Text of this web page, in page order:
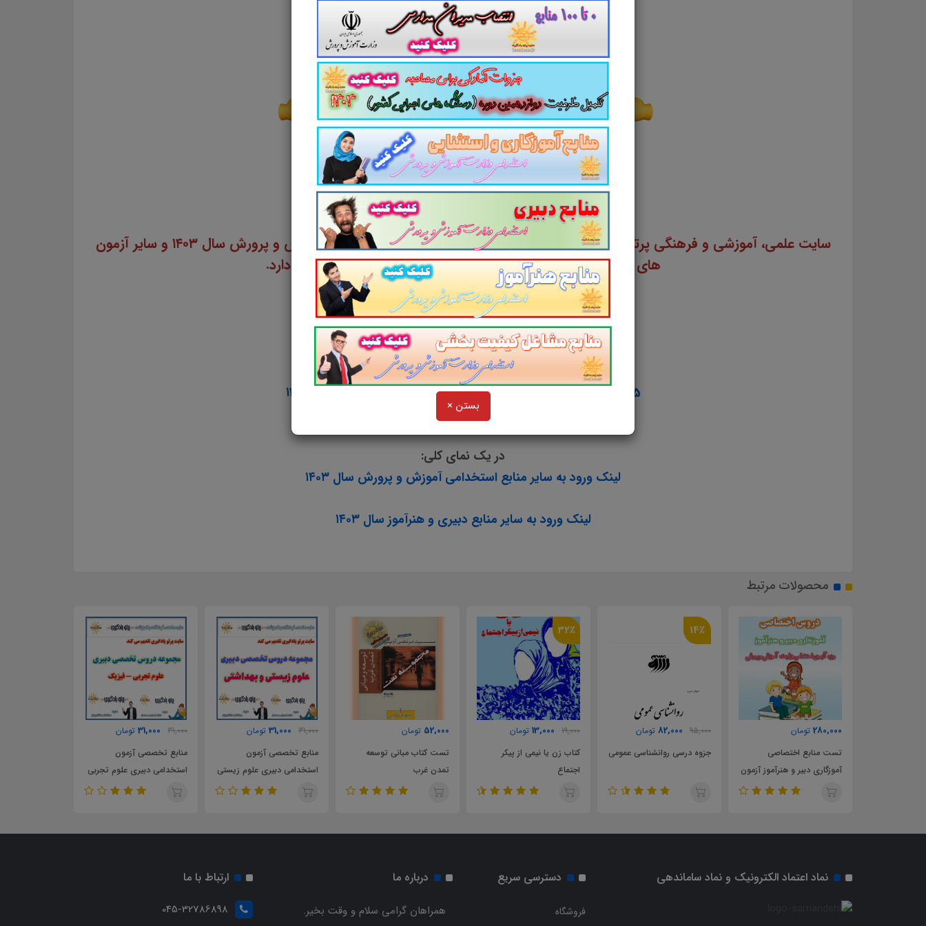
بستن ×
در 123 صفحه در قالب فایلpdf
لینک دانلود
تست کتابمبانی و نظریه های جامعه شناسی
سایت پرتو یادگیری تقدیم می کند
سایت علمی، آموزشی و فرهنگی پرتو یادگیری مجموعه منابع آمادگی برای آزمون استخدامی آموزش و پرورش سال ۱۴۰۳ و سایر آزمون
های استخدامی را برای داوطلبین این آزمون به شرح ذیل اعلام می دارد.
1. منابع عمومی استخدامی آموزش و پرورش سال ۱۴۰۳
2. منابع اختصاصی استخدامی آموزش و پرورش سال ۱۴۰۳
5. تست منابع اختصاصی آزمون استخدامی آموزش و پرورش سال ۱۴۰۳
و
در یک نمای کلی:
لینک ورود به سایر منابع استخدامی آموزش و پرورش سال ۱۴۰۳
لینک ورود به سایر منابع دبیری و هنرآموز سال ۱۴۰۳
محصولات مرتبط
280,000 تومان
تست منابع اختصاصی
آموزگاری دبیر و هنرآموز آزمون
استخدامی آموزش و پرورش
14٪
95,000
82,000 تومان
جزوه درسی روانشناسی عمومی
32٪
19,000
13,000 تومان
کتاب زن یا نیمی از پیکر
اجتماع
52,000 تومان
تست کتاب مبانی توسعه
تمدن غرب
31,000
31,000 تومان
منابع تخصصی آزمون
استخدامی دبیری علوم زیستی
و بهداشتی
31,000
31,000 تومان
منابع تخصصی آزمون
استخدامی دبیری علوم تجربی
- فیزیک
نماد اعتماد الکترونیک و نماد ساماندهی دسترسی سریع
فروشگاه
درباره ما
همراهان گرامی سلام و وقت بخیر.
ارتباط با ما
045-32786898